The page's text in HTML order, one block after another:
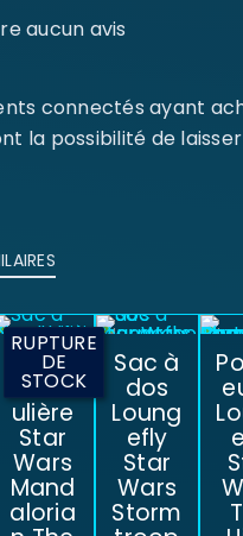
aucun avis
connectés ayant
la possibilité de
RUPTURE
DE
STOCK
Sac à
bando
ulière
Star
Wars
Mand
aloria
Sac à
dos
Loung
efly
Star
Wars
Storm